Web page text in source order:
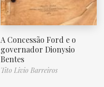
A Concessão Ford e o
governador Dionysio
Bentes
Tito Livio Barreiros